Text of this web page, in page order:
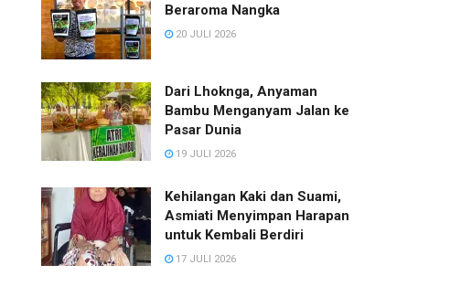
Beraroma Nangka
20 JULI 2026
Dari Lhoknga, Anyaman
Bambu Menganyam Jalan ke
Pasar Dunia
19 JULI 2026
Kehilangan Kaki dan Suami,
Asmiati Menyimpan Harapan
untuk Kembali Berdiri
17 JULI 2026